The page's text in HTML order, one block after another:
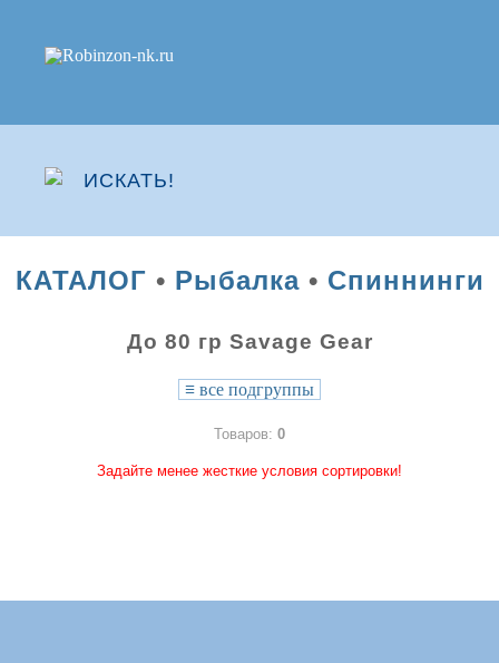
КАТАЛОГ • Рыбалка• Спиннинги
До 80 гр Savage Gear
≡ все подгруппы
Товаров: 0
Задайте менее жесткие условия сортировки!